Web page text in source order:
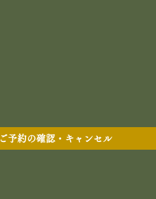
ご予約の確認・キャンセル